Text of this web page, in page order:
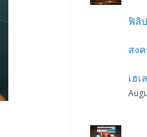
ฟิลิ
สง
เฮเ